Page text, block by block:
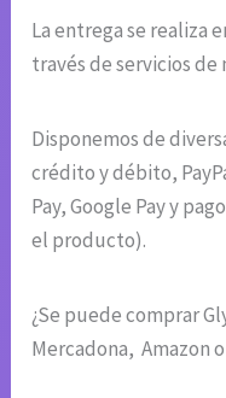
La entrega se realiza
través de servicios de
Disponemos de
crédito y débito,
Pay, Google Pay y
el producto).
¿Se puede comprar
Mercadona, Amazon